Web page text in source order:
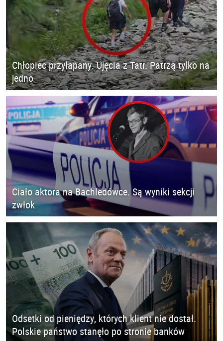
Chłopiec przyłapany. Ujęcia z Tatr. Patrzą tylko na
jedno
Ciało aktora na Bachledówce. Są wyniki sekcji
zwłok
Odsetki od pieniędzy, których klient nie dostał.
Polskie państwo stanęło po stronie banków